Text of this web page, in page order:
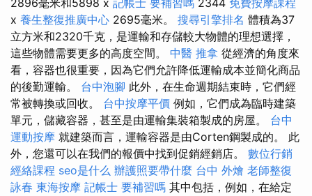
2896毫米和5898 x 記帳士 要補習嗎 2344 免費按摩課程
x 養生整復推廣中心 2695毫米。 搜尋引擎排名 體積為37
立方米和2320千克，是運輸和存儲較大物體的理想選擇，
這些物體需要更多的高度空間。 中醫 推拿 從經濟的角度來
看，容器也很重要，因為它們允許降低運輸成本並簡化商品
的後勤運輸。 台中泡腳 此外，在生命週期結束時，它們經
常被轉換或回收。 台中按摩平價 例如，它們成為臨時建築
單元，儲藏容器，甚至是由運輸集裝箱製成的房屋。 台中
運動按摩 就建築而言，運輸容器是由Corten鋼製成的。 此
外，您還可以在我們的報價中找到促銷經銷店。 數位行銷
經絡課程 seo是什么 辦護照要帶什麼 台中 外燴 老師整復
詠春 東海按摩 記帳士 要補習嗎 其中包括，例如，在給定